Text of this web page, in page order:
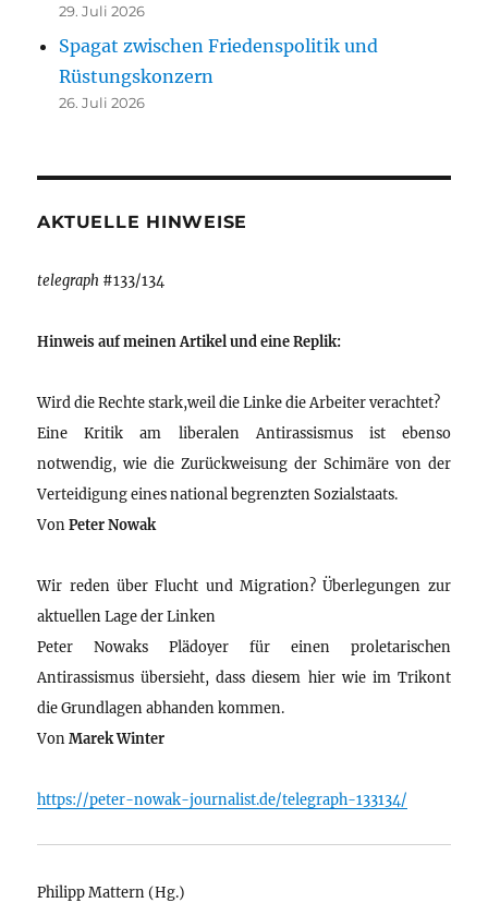
29. Juli 2026
Spagat zwischen Friedenspolitik und
Rüstungskonzern
26. Juli 2026
AKTUELLE HINWEISE
telegraph #133/134
Hinweis auf meinen Artikel und eine Replik:
Wird die Rechte stark,weil die Linke die Arbeiter verachtet?
Eine Kritik am liberalen Antirassismus ist ebenso
notwendig, wie die Zurückweisung der Schimäre von der
Verteidigung eines national begrenzten Sozialstaats.
VonPeter Nowak
Wir reden über Flucht und Migration? Überlegungen zur
aktuellen Lage der Linken
Peter Nowaks Plädoyer für einen proletarischen
Antirassismus übersieht, dass diesem hier wie im Trikont
die Grundlagen abhanden kommen.
VonMarek Winter
https://peter-nowak-journalist.de/telegraph-133134/
Philipp Mattern (Hg.)